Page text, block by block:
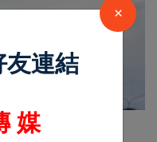
×
友連結
媒